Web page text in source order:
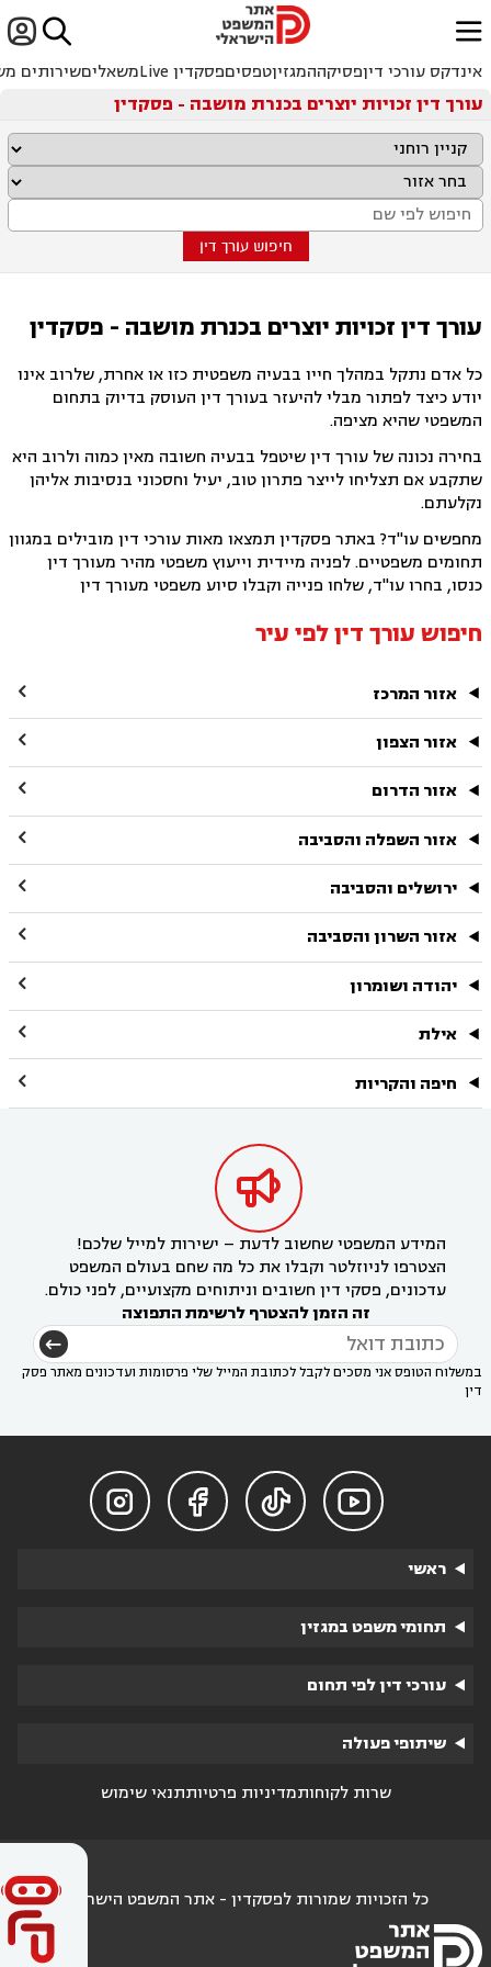

ﱐ
אינדקס עורכי דיןפסיקההמגזיןטפסיםפסקדין Live משאליםשירותים
עורך דין זכויות יוצרים בכנרת מושבה - פסקדין
חיפוש עורך דין
עורך דין זכויות יוצרים בכנרת מושבה - פסקדין
כל אדם נתקל במהלך חייו בבעיה משפטית כזו או אחרת, שלרוב אינו
יודע כיצד לפתור מבלי להיעזר בעורך דין העוסק בדיוק בתחום
המשפטי שהיא מציפה.
בחירה נכונה של עורך דין שיטפל בבעיה חשובה מאין כמוה ולרוב היא
שתקבע אם תצליחו לייצר פתרון טוב, יעיל וחסכוני בנסיבות אליהן
נקלעתם.
מחפשים עו"ד? באתר פסקדין תמצאו מאות עורכי דין מובילים במגוון
תחומים משפטיים. לפניה מיידית וייעוץ משפטי מהיר מעורך דין
כנסו, בחרו עו"ד, שלחו פנייה וקבלו סיוע משפטי מעורך דין
חיפוש עורך דין לפי עיר
אזור המרכז 
אזור הצפון 
אזור הדרום 
אזור השפלה והסביבה 
ירושלים והסביבה 
אזור השרון והסביבה 
יהודה ושומרון 
אילת 
חיפה והקריות 

המידע המשפטי שחשוב לדעת – ישירות למייל שלכם!
הצטרפו לניוזלטר וקבלו את כל מה שחם בעולם המשפט
עדכונים, פסקי דין חשובים וניתוחים מקצועיים, לפני כולם.
זה הזמן להצטרף לרשימת התפוצה
במשלוח הטופס אני מסכים לקבל לכתובת המייל שלי פרסומות ועדכונים מאתר פסק
דין




ראשי
תחומי משפט במגזין
עורכי דין לפי תחום
שיתופי פעולה
שרות לקוחותמדיניות פרטיותתנאי שימוש
כל הזכויות שמורות לפסקדין - אתר המשפט הישראלי